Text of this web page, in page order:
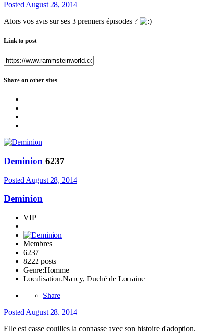
PostedAugust 28, 2014
Alors vos avis sur ses 3 premiers épisodes ?
Link to post
Share on other sites
Deminion 6237
Posted August 28, 2014
Deminion
VIP
Membres
6237
8222 posts
Genre:Homme
Localisation:Nancy, Duché de Lorraine
Share
Posted August 28, 2014
Elle est casse couilles la connasse avec son histoire d'adoption.